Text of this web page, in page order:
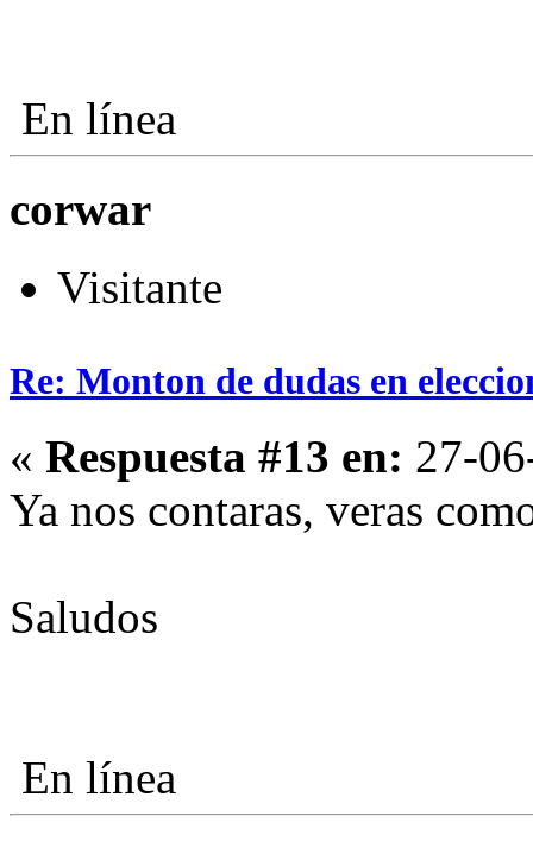
En línea
corwar
Visitante
Re: Monton de dudas en
« Respuesta #13 en: 27-
Ya nos contaras, veras
Saludos
En línea